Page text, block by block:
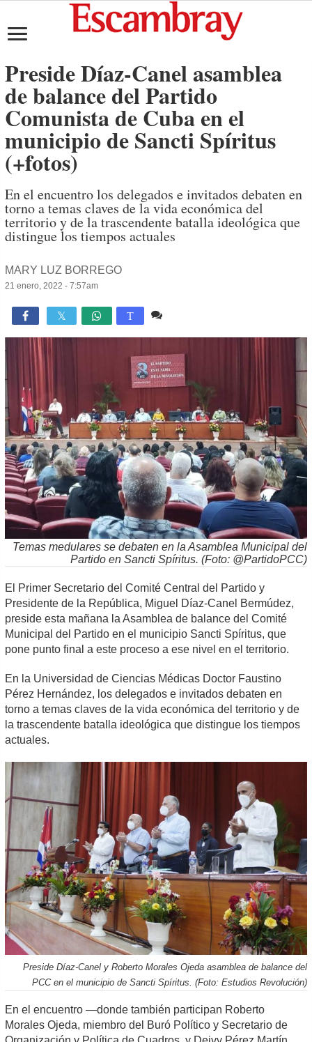
Preside Díaz-Canel asamblea
de balance del Partido
Comunista de Cuba en el
municipio de Sancti Spíritus
(+fotos)
En el encuentro los delegados e invitados debaten en
torno a temas claves de la vida económica del
territorio y de la trascendente batalla ideológica que
distingue los tiempos actuales
MARY LUZ BORREGO
21 enero, 2022 - 7:57am
 T
Temas medulares se debaten en la Asamblea Municipal del
Partido en Sancti Spíritus. (Foto: @PartidoPCC)
El Primer Secretario del Comité Central del Partido y
Presidente de la República, Miguel Díaz-Canel Bermúdez,
preside esta mañana la Asamblea de balance del Comité
Municipal del Partido en el municipio Sancti Spíritus, que
pone punto final a este proceso a ese nivel en el territorio.
En la Universidad de Ciencias Médicas Doctor Faustino
Pérez Hernández, los delegados e invitados debaten en
torno a temas claves de la vida económica del territorio y de
la trascendente batalla ideológica que distingue los tiempos
actuales.
Preside Díaz-Canel y Roberto Morales Ojeda asamblea de balance del
PCC en el municipio de Sancti Spíritus. (Foto: Estudios Revolución)
En el encuentro —donde también participan Roberto
Morales Ojeda, miembro del Buró Político y Secretario de